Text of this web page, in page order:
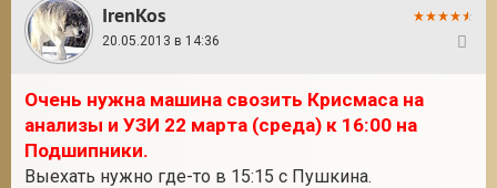
IrenKos
20.05.2013 в 14:36
Очень нужна машина свозить Крисмаса на
анализы и УЗИ 22 марта (среда) к 16:00 на
Подшипники.
Выехать нужно где-то в 15:15 с Пушкина.